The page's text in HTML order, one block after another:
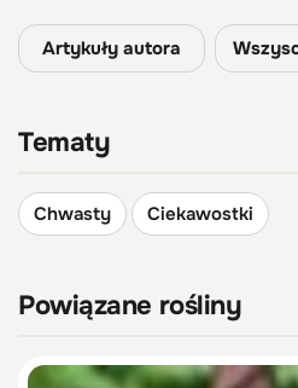
Artykuły autora
Tematy
Chwasty Ciekawostki
Powiązane rośliny